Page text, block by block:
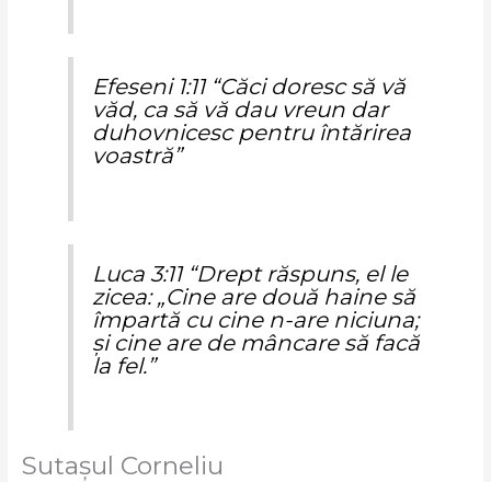
Efeseni 1:11 “Căci doresc să vă
văd, ca să vă dau vreun dar
duhovnicesc pentru întărirea
voastră”
Luca 3:11 “Drept răspuns, el le
zicea: „Cine are două haine să
împartă cu cine n-are niciuna;
şi cine are de mâncare să facă
la fel.”
Sutașul Corneliu